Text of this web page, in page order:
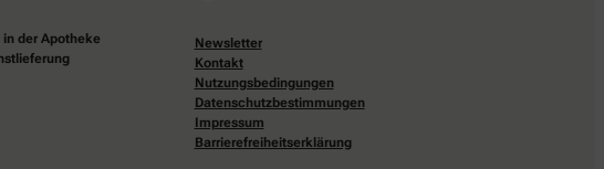
der Apotheke
Newsletter
Kontakt
Nutzungsbedingungen
Datenschutzbestimmungen
Impressum
Barrierefreiheitserklärung